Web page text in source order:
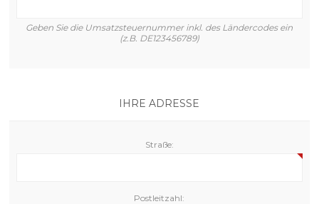
Geben Sie die Umsatzsteuernummer inkl. des Ländercodes ein
(z.B. DE123456789)
IHRE ADRESSE
Straße:
Postleitzahl: